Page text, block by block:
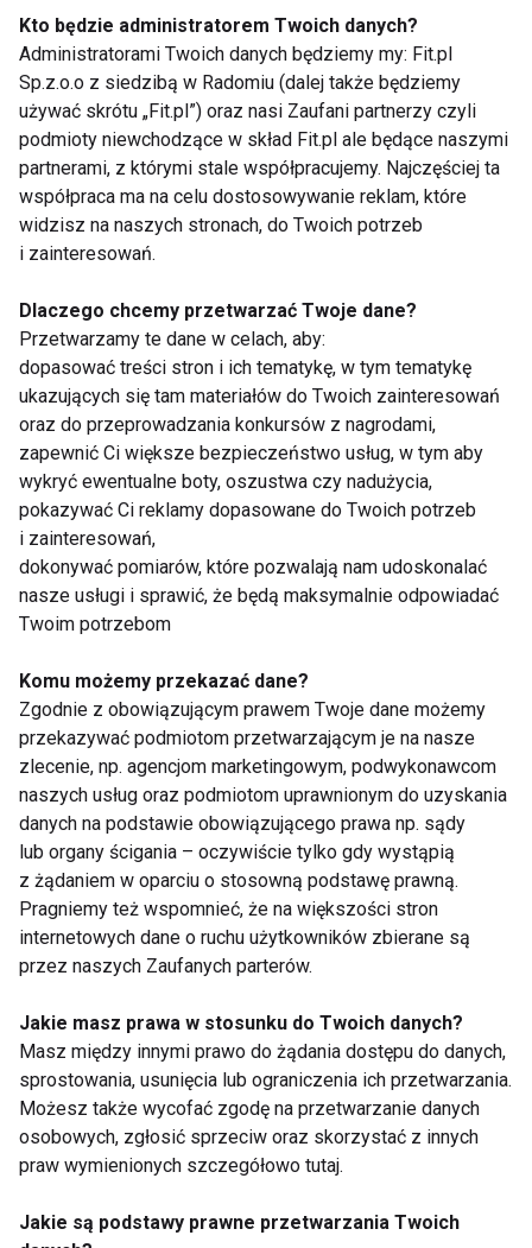
• Hamowanie wychwytu Na
-tachykardia, drżenia mięśniowe, zaburzenia erekcji i
ejakulacji
• Hamowanie wychwytu Da.
-pobudzenie psychoruchowe
-zaostrzenie objawów psychotycznych
• Hamowanie wychwytu 5-HT
-osłabienie łaknienia
-biegunka , nudności, objawy dyspeptyczne,
-Osłabienie ejakulacji, erekcji
-Zespół serotoninowy
• Działanie na mechanizmy błonowe:
-wpływ kardiotoksyczny (zaburzenia
przewodnictwa)
Odczyny alergiczne
- obniżenie progu drgawkowego
Przeciwwskazania
• Jaskra
• Choroba niedokrwienna serca (okres pozawałowy)
• Znaczne nadciśnienie lub niedociśnienie
• Nadczynność tarczycy znacznego stopnia
• Choroba Addisona
• Ciężkie uszkodzenie narządów miąższowych
(wątroba, nerki) oraz układu krwiotwórczego
• Zatrucie lekami psychotropowymi, alkoholem,
lekami działającymi cholinolitycznie lub
adrenergicznie
świadomości
• Równoczesne stosowanie leków wchodzących w
niekorzystne interakcje z TLPD
• Nadwrażliwość na poszczególne leki
• klomipramina (Anafranil)
Kto będzie administratorem Twoich danych?
Administratorami Twoich danych będziemy my: Fit.pl
Sp.z.o.o z siedzibą w Radomiu (dalej także będziemy
używać skrótu „Fit.pl”) oraz nasi Zaufani partnerzy czyli
podmioty niewchodzące w skład Fit.pl ale będące naszymi
partnerami, z którymi stale współpracujemy. Najczęściej ta
współpraca ma na celu dostosowywanie reklam, które
widzisz na naszych stronach, do Twoich potrzeb
i zainteresowań.
Dlaczego chcemy przetwarzać Twoje dane?
Przetwarzamy te dane w celach, aby:
dopasować treści stron i ich tematykę, w tym tematykę
ukazujących się tam materiałów do Twoich zainteresowań
oraz do przeprowadzania konkursów z nagrodami,
zapewnić Ci większe bezpieczeństwo usług, w tym aby
wykryć ewentualne boty, oszustwa czy nadużycia,
pokazywać Ci reklamy dopasowane do Twoich potrzeb
i zainteresowań,
dokonywać pomiarów, które pozwalają nam udoskonalać
nasze usługi i sprawić, że będą maksymalnie odpowiadać
Twoim potrzebom
Komu możemy przekazać dane?
Zgodnie z obowiązującym prawem Twoje dane możemy
przekazywać podmiotom przetwarzającym je na nasze
zlecenie, np. agencjom marketingowym, podwykonawcom
naszych usług oraz podmiotom uprawnionym do uzyskania
danych na podstawie obowiązującego prawa np. sądy
lub organy ścigania – oczywiście tylko gdy wystąpią
z żądaniem w oparciu o stosowną podstawę prawną.
Pragniemy też wspomnieć, że na większości stron
internetowych dane o ruchu użytkowników zbierane są
przez naszych Zaufanych parterów.
Jakie masz prawa w stosunku do Twoich danych?
Masz między innymi prawo do żądania dostępu do danych,
sprostowania, usunięcia lub ograniczenia ich przetwarzania.
Możesz także wycofać zgodę na przetwarzanie danych
osobowych, zgłosić sprzeciw oraz skorzystać z innych
praw wymienionych szczegółowo tutaj.
Jakie są podstawy prawne przetwarzania Twoich